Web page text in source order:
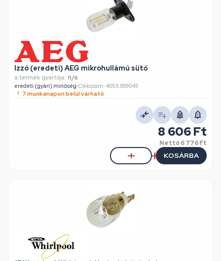
Izzó (eredeti) AEG mikrohullámú sütő
a termék gyártója: n/a
eredeti (gyári) minőség•Cikkszám: 4055389045
7 munkanapon belül várható
8 606 Ft
Nettó6 776 Ft
KOSÁRBA